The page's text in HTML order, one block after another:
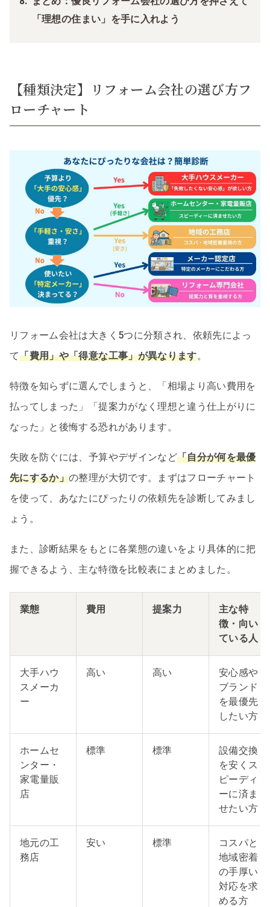
「理想の住まい」を手に入れよう
【種類決定】リフォーム会社の選び方フ
ローチャート
リフォーム会社は大きく5つに分類され、依頼先によっ
て「費用」や「得意な工事」が異なります。
特徴を知らずに選んでしまうと、「相場より高い費用を
払ってしまった」「提案力がなく理想と違う仕上がりに
なった」と後悔する恐れがあります。
失敗を防ぐには、予算やデザインなど「自分が何を最優
先にするか」の整理が大切です。まずはフローチャート
を使って、あなたにぴったりの依頼先を診断してみまし
ょう。
また、診断結果をもとに各業態の違いをより具体的に把
握できるよう、主な特徴を比較表にまとめました。
業態 費用 提案力
主な特
徴・向い
ている人
大手ハウ
スメーカ
ー
高い 高い
安心感や
ブランド
を最優先
したい方
ホームセ
ンター・
家電量販
店
標準 標準
設備交換
を安くス
ピーディ
ーに済ま
せたい方
地元の工
務店
安い 標準
コスパと
地域密着
の手厚い
対応を求
める方